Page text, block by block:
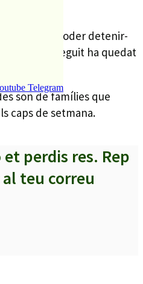
Telegram
costa molt poder detenir-
han aconseguit ha quedat
són de famílies que
caps de setmana.
perdis res. Rep
teu correu